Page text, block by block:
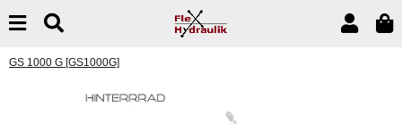
GS 1000 G [GS1000G]